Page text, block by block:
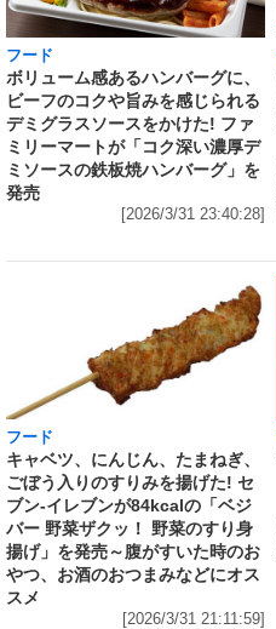
フード
ボリューム感あるハンバーグに、
ビーフのコクや旨みを感じられる
デミグラスソースをかけた! ファ
ミリーマートが「コク深い濃厚デ
ミソースの鉄板焼ハンバーグ」を
発売
[2026/3/31 23:40:28]
フード
キャベツ、にんじん、たまねぎ、
ごぼう入りのすりみを揚げた! セ
ブン‐イレブンが84kcalの「ベジ
バー 野菜ザクッ！ 野菜のすり身
揚げ」を発売～腹がすいた時のお
やつ、お酒のおつまみなどにオス
スメ
[2026/3/31 21:11:59]